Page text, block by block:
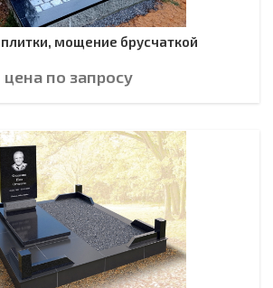
мощение брусчаткой
цена по запросу